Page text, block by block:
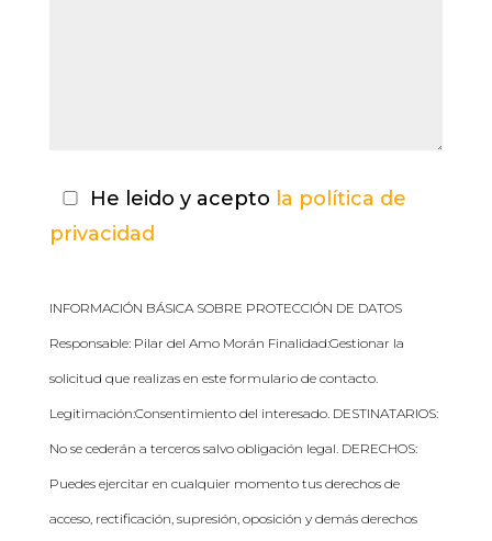
He leido y acepto la política de
privacidad
INFORMACIÓN BÁSICA SOBRE PROTECCIÓN DE DATOS
Responsable: Pilar del Amo Morán Finalidad:Gestionar la
solicitud que realizas en este formulario de contacto.
Legitimación:Consentimiento del interesado. DESTINATARIOS:
No se cederán a terceros salvo obligación legal. DERECHOS:
Puedes ejercitar en cualquier momento tus derechos de
acceso, rectificación, supresión, oposición y demás derechos